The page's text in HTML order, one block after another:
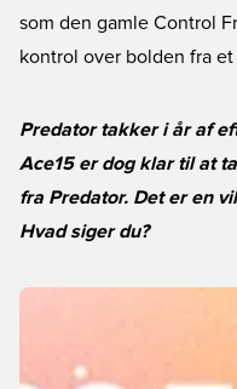
som den gamle Control
kontrol over bolden fra
Predator takker i år af
Ace15 er dog klar til at
fra Predator. Det er en
Hvad siger du?